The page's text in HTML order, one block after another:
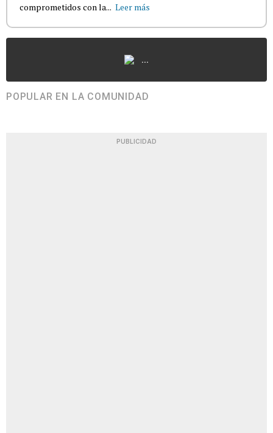
comprometidos con la... Leer más
...
POPULAR EN LA COMUNIDAD
PUBLICIDAD